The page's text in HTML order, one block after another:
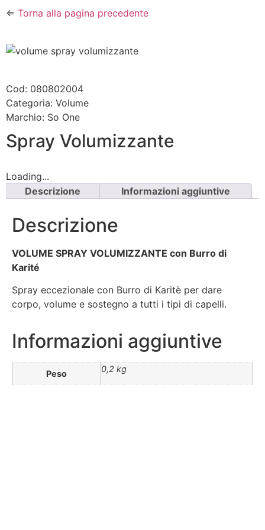
⇐ Torna alla pagina precedente
Cod: 080802004
Categoria: Volume
Marchio: So One
Spray Volumizzante
Loading...
Descrizione
Informazioni aggiuntive
Descrizione
VOLUME SPRAY VOLUMIZZANTE con Burro di
Karité
Spray eccezionale con Burro di Karitè per dare
corpo, volume e sostegno a tutti i tipi di capelli.
Informazioni aggiuntive
Peso 0,2 kg